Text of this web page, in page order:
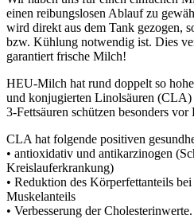
einen reibungslosen Ablauf zu
wird direkt aus dem Tank gezogen,
bzw. Kühlung notwendig ist. Dies
garantiert frische Milch!
HEU-Milch hat rund doppelt so
und konjugierten Linolsäuren (CLA)
3-Fettsäuren schützen besonders
CLA hat folgende positiven
• antioxidativ und antikarzinogen
Kreislauferkrankung)
• Reduktion des Körperfettanteils
Muskelanteils
• Verbesserung der Cholesterinwerte.